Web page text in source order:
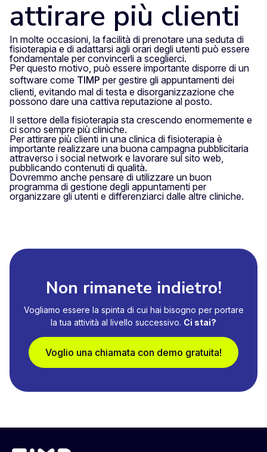
attirare più clienti
In molte occasioni, la facilità di prenotare una seduta di
fisioterapia e di adattarsi agli orari degli utenti può essere
fondamentale per convincerli a sceglierci.
Per questo motivo, può essere importante disporre di un
software come TIMP per gestire gli appuntamenti dei
clienti, evitando mal di testa e disorganizzazione che
possono dare una cattiva reputazione al posto.
Il settore della fisioterapia sta crescendo enormemente e
ci sono sempre più cliniche.
Per attirare più clienti in una clinica di fisioterapia è
importante realizzare una buona campagna pubblicitaria
attraverso i social network e lavorare sul sito web,
pubblicando contenuti di qualità.
Dovremmo anche pensare di utilizzare un buon
programma di gestione degli appuntamenti per
organizzare gli utenti e differenziarci dalle altre cliniche.
Non rimanete indietro!
Vogliamo essere la spinta di cui hai bisogno per portare
la tua attività al livello successivo. Ci stai?
Voglio una chiamata con demo gratuita!